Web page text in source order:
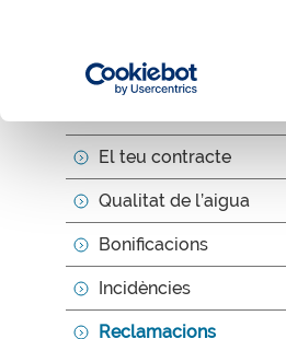
El teu contracte
Qualitat de l’aigua
Bonificacions
Incidències
Reclamacions